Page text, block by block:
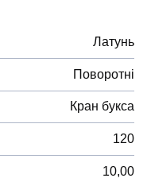
Латунь
Поворотні
Кран букса
120
10,00